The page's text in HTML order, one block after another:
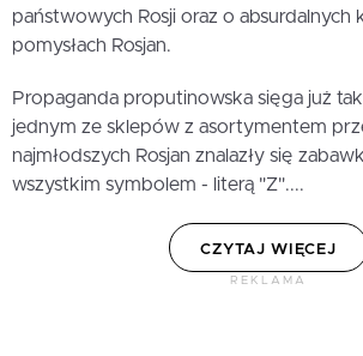
państwowych Rosji oraz o absurdalnych
pomysłach Rosjan.
Propaganda proputinowska sięga już
jednym ze sklepów z asortymentem
najmłodszych Rosjan znalazły się
wszystkim symbolem - literą "Z"....
CZYTAJ WIĘCEJ
REKLAMA